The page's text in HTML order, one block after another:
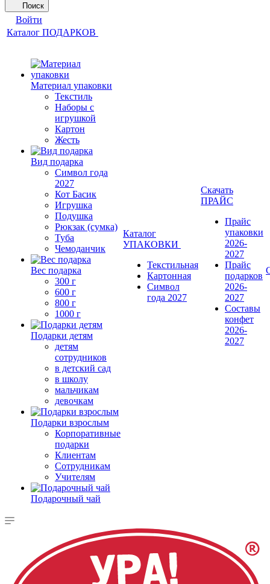
Поиск
Войти
Каталог ПОДАРКОВ
Материал упаковки
Текстиль
Наборы с
игрушкой
Картон
Жесть
Вид подарка
Символ года
2027
Кот Басик
Игрушка
Подушка
Рюкзак (сумка)
Туба
Чемоданчик
Вес подарка
300 г
600 г
800 г
1000 г
Подарки детям
детям
сотрудников
в детский сад
в школу
мальчикам
девочкам
Подарки взрослым
Корпоративные
подарки
Клиентам
Сотрудникам
Учителям
Подарочный чай
Каталог
УПАКОВКИ
Текстильная
Картонная
Символ
года 2027
Скачать
ПРАЙС
Прайс
упаковки
2026-
2027
Прайс
подарков
2026-
2027
Составы
конфет
2026-
2027